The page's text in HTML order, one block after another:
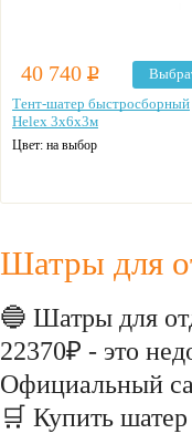
40 740 Р
Тент-шатер быстросборный
Helex 3x6х3м
Цвет: на выбор
Шатры для
🔵 Шатры для
22370₽ - это
Официальный
🛒 Купить